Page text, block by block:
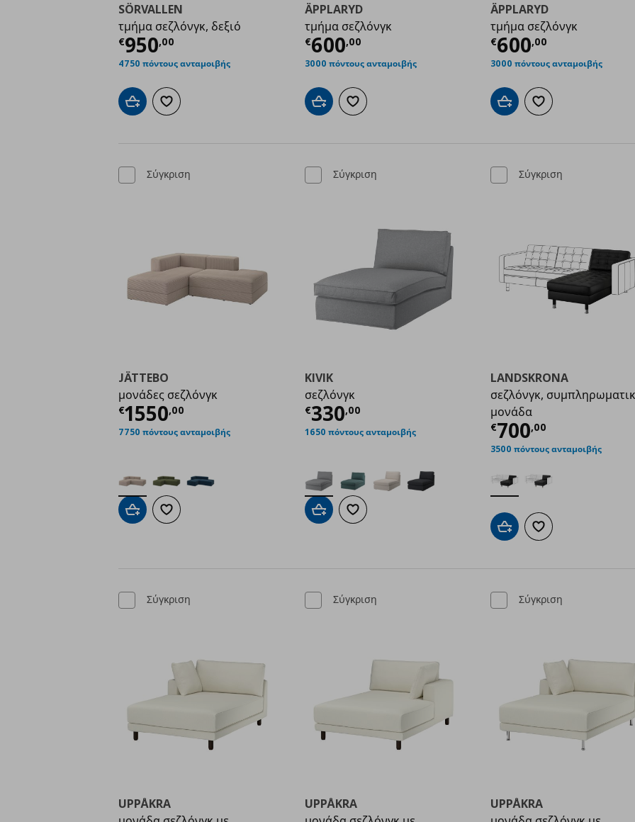
SÖRVALLEN
τμήμα σεζλόνγκ, δεξιό
€950,00
Τρέχουσα τιμή € 950,00
4750 πόντους ανταμοιβής
Προσθήκη στο καλάθι
Προσθήκη στα αγαπημένα
ÄPPLARYD
τμήμα σεζλόνγκ
€600,00
Τρέχουσα τιμή € 600,00
3000 πόντους ανταμοιβής
Προσθήκη στο καλάθι
Προσθήκη στα αγαπημένα
ÄPPLARYD
τμήμα σεζλόνγκ
€600,00
Τρέχουσα τιμή
3000 πόντους ανταμοιβής
Προσθήκη στο καλάθι
Προσθήκη στα
Σύγκριση
JÄTTEBO
μονάδες σεζλόνγκ
€1550,00
Τρέχουσα τιμή € 1550,00
7750 πόντους ανταμοιβής
Προσθήκη στο καλάθι
Προσθήκη στα αγαπημένα
Σύγκριση
KIVIK
σεζλόνγκ
€330,00
Τρέχουσα τιμή € 330,00
1650 πόντους ανταμοιβής
Προσθήκη στο καλάθι
Προσθήκη στα αγαπημένα
Σύγκριση
LANDSKRONA
σεζλόνγκ,
μονάδα
€700,00
Τρέχουσα τιμή
3500 πόντους ανταμοιβής
Προσθήκη στο καλάθι
Προσθήκη στα
Σύγκριση
UPPÅKRA
Σύγκριση
UPPÅKRA
Σύγκριση
UPPÅKRA